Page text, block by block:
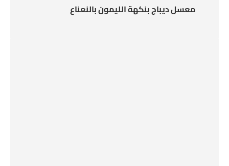
معسل ديباج بنكهة الليمون بالنعناع